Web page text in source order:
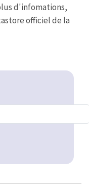
d'infomations,
officiel de la